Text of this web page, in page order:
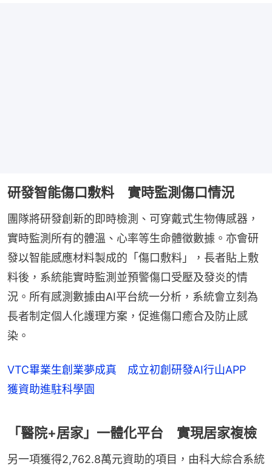
研發智能傷口敷料 實時監測傷口情況
團隊將研發創新的即時檢測、可穿戴式生物傳感器，
實時監測所有的體溫、心率等生命體徵數據。亦會研
發以智能感應材料製成的「傷口敷料」，長者貼上敷
料後，系統能實時監測並預警傷口受壓及發炎的情
況。所有感測數據由AI平台統一分析，系統會立刻為
長者制定個人化護理方案，促進傷口癒合及防止感
染。
VTC畢業生創業夢成真 成立初創研發AI行山APP
獲資助進駐科學園
「醫院+居家」一體化平台 實現居家複檢
另一項獲得2,762.8萬元資助的項目，由科大綜合系統